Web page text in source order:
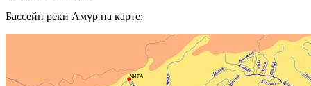
Бассейн реки Амур на карте: